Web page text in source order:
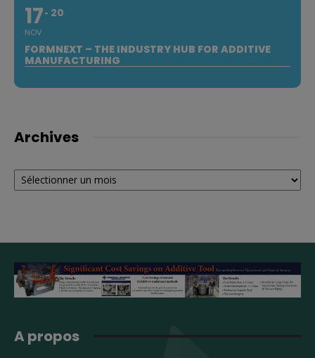
17
NOV
20
FORMNEXT – THE INDUSTRY HUB FOR ADDITIVE
MANUFACTURING
Archives
Archives
A propos